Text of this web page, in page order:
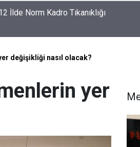
Sınav Görev Başvurularında Süre
değişikliği nasıl olacak?
yer